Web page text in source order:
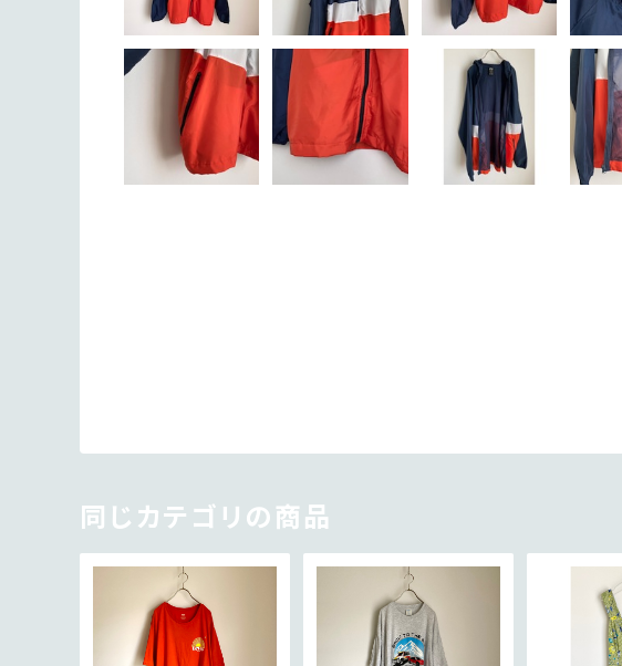
同じカテゴリの商品